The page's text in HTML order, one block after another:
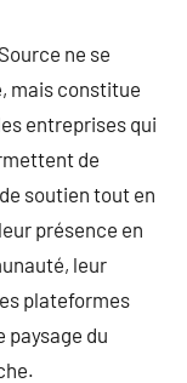
ne se
mais constitue
entreprises qui
de
soutien tout en
présence en
leur
plateformes
paysage du